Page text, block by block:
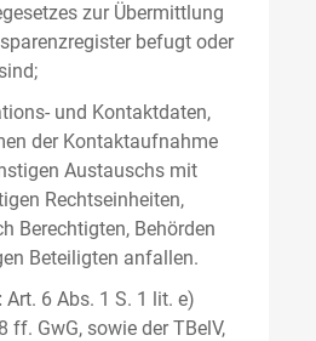
zur Übermittlung
befugt oder
und Kontaktdaten,
der Kontaktaufnahme
Austauschs mit
Rechtseinheiten,
Berechtigten, Behörden
Beteiligten anfallen.
Art. 6 Abs. 1 S. 1 lit. e)
ff. GwG, sowie der TBelV,